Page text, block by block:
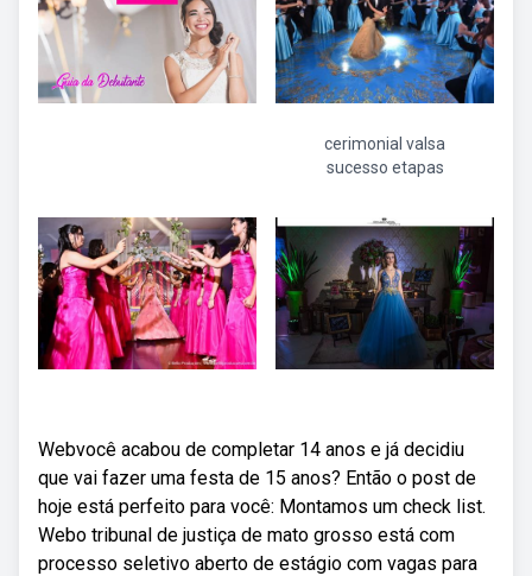
cerimonial valsa
sucesso etapas
Webvocê acabou de completar 14 anos e já decidiu
que vai fazer uma festa de 15 anos? Então o post de
hoje está perfeito para você: Montamos um check list.
Webo tribunal de justiça de mato grosso está com
processo seletivo aberto de estágio com vagas para